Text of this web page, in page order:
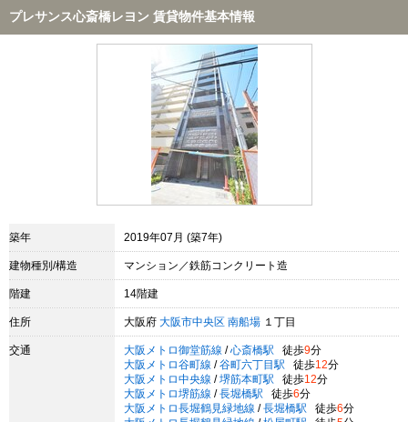
プレサンス心斎橋レヨン 賃貸物件基本情報
築年 2019年07月 (築7年)
建物種別/構造 マンション／鉄筋コンクリート造
階建 14階建
住所 大阪府 大阪市中央区 南船場 １丁目
交通 大阪メトロ御堂筋線 / 心斎橋駅 徒歩9分
大阪メトロ谷町線 / 谷町六丁目駅 徒歩12分
大阪メトロ中央線 / 堺筋本町駅 徒歩12分
大阪メトロ堺筋線 / 長堀橋駅 徒歩6分
大阪メトロ長堀鶴見緑地線 / 長堀橋駅 徒歩6分